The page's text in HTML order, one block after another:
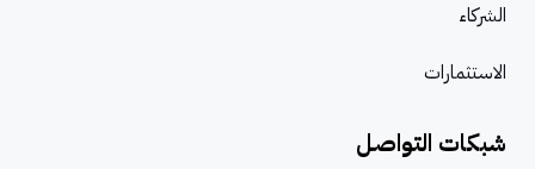
الشركاء
الاستثمارات
شبكات التواصل